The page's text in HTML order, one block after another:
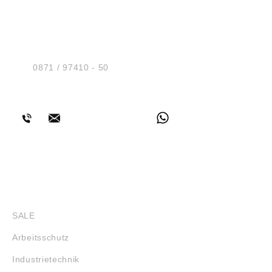
Tel.:0871 / 97410 - 50
SALE
Arbeitsschutz
Industrietechnik